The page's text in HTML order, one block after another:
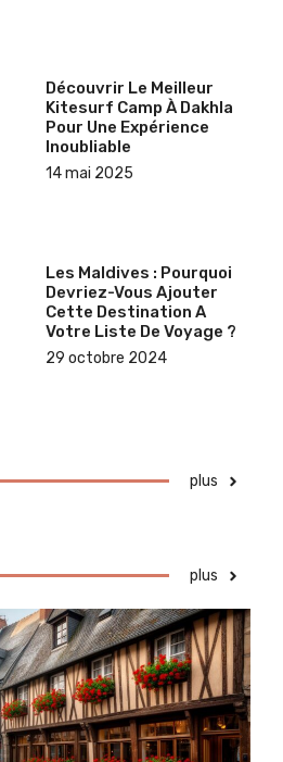
Découvrir Le Meilleur
Kitesurf Camp À Dakhla
Pour Une Expérience
Inoubliable
14 mai 2025
Les Maldives : Pourquoi
Devriez-Vous Ajouter
Cette Destination A
Votre Liste De Voyage ?
29 octobre 2024
plus
plus